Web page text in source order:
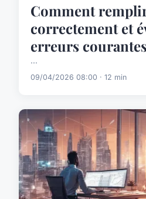
Comment
correctement et
erreurs
...
09/04/2026 08:00 · 12 min